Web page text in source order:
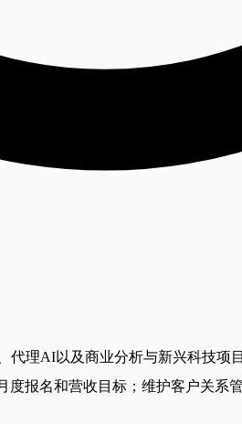
理AI以及商业分析与新兴科技
报名和营收目标；维护客户关系